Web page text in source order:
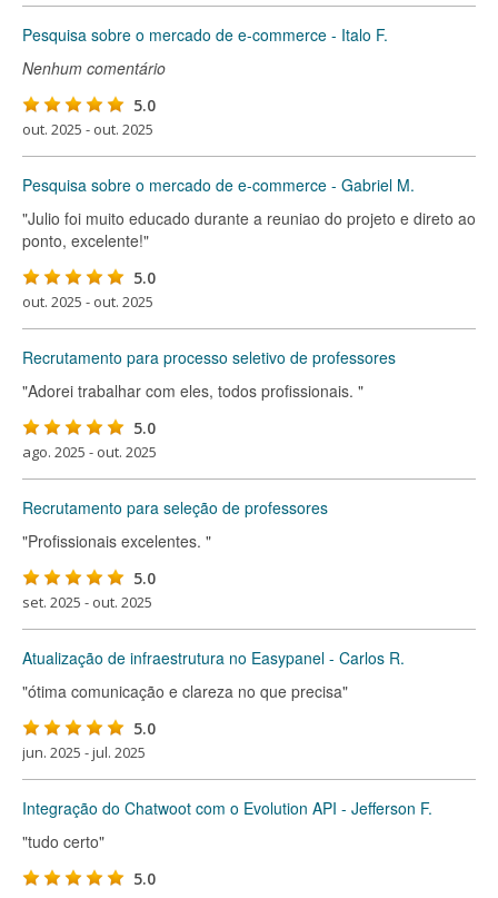
Pesquisa sobre o mercado de e-commerce - Italo F.
Nenhum comentário
5.0
out. 2025 - out. 2025
Pesquisa sobre o mercado de e-commerce - Gabriel M.
"Julio foi muito educado durante a reuniao do projeto e direto ao
ponto, excelente!"
5.0
out. 2025 - out. 2025
Recrutamento para processo seletivo de professores
"Adorei trabalhar com eles, todos profissionais. "
5.0
ago. 2025 - out. 2025
Recrutamento para seleção de professores
"Profissionais excelentes. "
5.0
set. 2025 - out. 2025
Atualização de infraestrutura no Easypanel - Carlos R.
"ótima comunicação e clareza no que precisa"
5.0
jun. 2025 - jul. 2025
Integração do Chatwoot com o Evolution API - Jefferson F.
"tudo certo"
5.0